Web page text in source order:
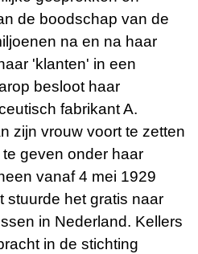
de boodschap van de
na en na haar
'klanten' in een
besloot haar
fabrikant A.
zijn vrouw voort te zetten
geven onder haar
vanaf 4 mei 1929
stuurde het gratis naar
in Nederland. Kellers
in de stichting